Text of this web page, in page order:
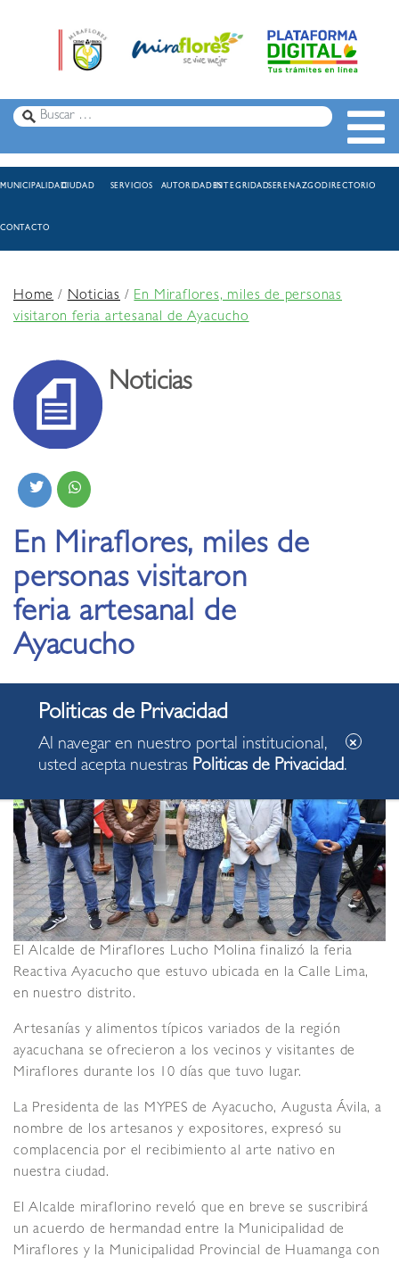
MUNICIPALIDADCIUDAD SERVICIOS AUTORIDADESINTEGRIDADSERENAZGODIRECTORIO
CONTACTO
Home/Noticias /En Miraflores, miles de personas
visitaron feria artesanal de Ayacucho
Noticias
En Miraflores, miles de
personas visitaron
feria artesanal de
Ayacucho
07.11.2021
El Alcalde de Miraflores Lucho Molina finalizó la feria
Reactiva Ayacucho que estuvo ubicada en la Calle Lima,
en nuestro distrito.
Artesanías y alimentos típicos variados de la región
ayacuchana se ofrecieron a los vecinos y visitantes de
Miraflores durante los 10 días que tuvo lugar.
La Presidenta de las MYPES de Ayacucho, Augusta Ávila, a
nombre de los artesanos y expositores, expresó su
complacencia por el recibimiento al arte nativo en
nuestra ciudad.
El Alcalde miraflorino reveló que en breve se suscribirá
un acuerdo de hermandad entre la Municipalidad de
Miraflores y la Municipalidad Provincial de Huamanga con
Al navegar en nuestro portal institucional,
usted acepta nuestras Politicas de Privacidad.